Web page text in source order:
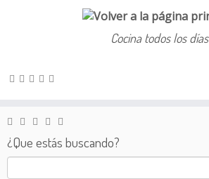
Saltar
Cocina todos los días
¿Que estás buscando?
Buscar: